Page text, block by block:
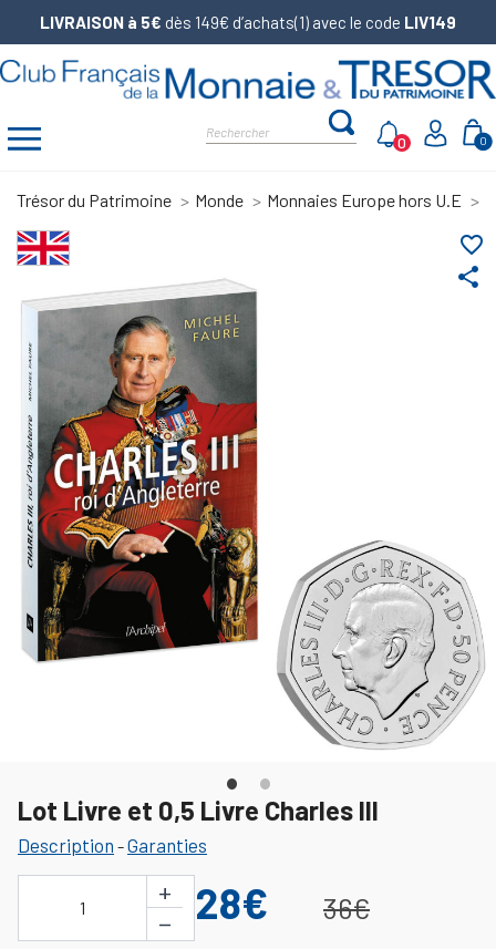
LIVRAISON à 5€ dès 149€ d’achats(1) avec le code LIV149
0
0
Trésor du Patrimoine Monde Monnaies Europe hors U.E
share
favorite_border
Lot Livre et 0,5 Livre Charles III
Description -Garanties
1
+
−
28€ 36€